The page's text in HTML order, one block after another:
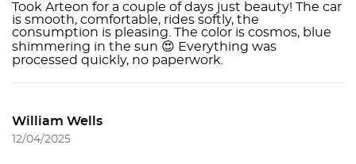
Took Arteon for a couple of days just beauty! The car
is smooth, comfortable, rides softly, the
consumption is pleasing. The color is cosmos, blue
shimmering in the sun 😍 Everything was
processed quickly, no paperwork.
William Wells
12/04/2025